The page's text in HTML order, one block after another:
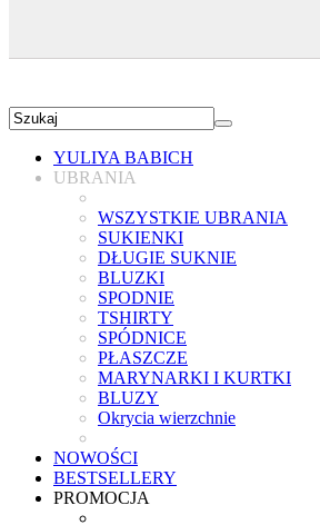
YULIYA BABICH
UBRANIA
WSZYSTKIE UBRANIA
SUKIENKI
DŁUGIE SUKNIE
BLUZKI
SPODNIE
TSHIRTY
SPÓDNICE
PŁASZCZE
MARYNARKI I KURTKI
BLUZY
Okrycia wierzchnie
NOWOŚCI
BESTSELLERY
PROMOCJA